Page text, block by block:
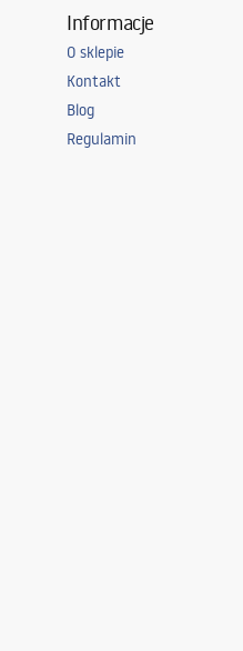
Informacje
O sklepie
Kontakt
Blog
Regulamin